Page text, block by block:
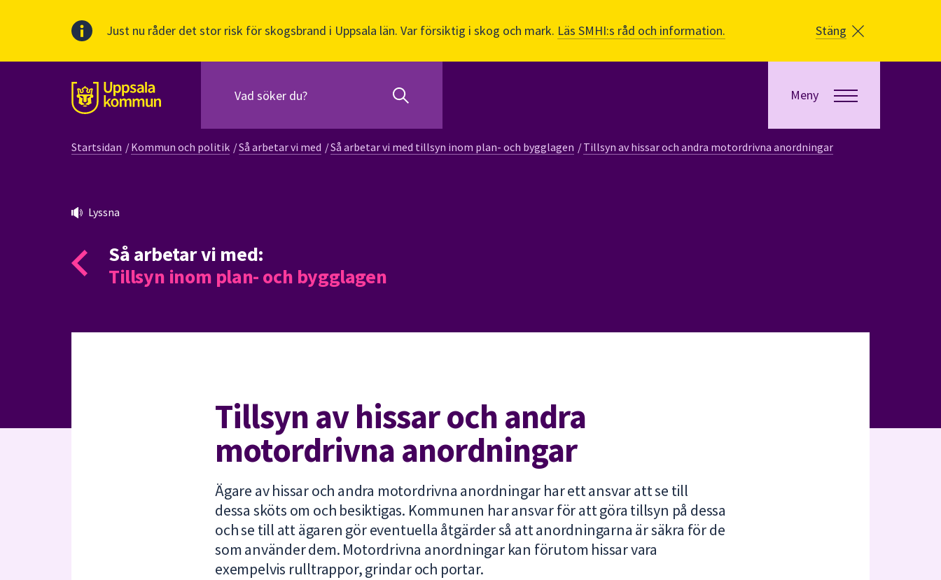
Just nu råder det stor risk för skogsbrand i Uppsala län. Var försiktig i skog och mark. Läs SMHI:s råd och information. Stäng
Till sidans
huvudinnehåll
innehåll
När
kommer
sökförslag
att
fältet.
att
navigera
sökförslagen
enter
för
välja
något
Meny
Startsidan /Kommun och politik /Så arbetar vi med /Så arbetar vi med tillsyn inom plan- och bygglagen /Tillsyn av hissar och andra motordrivna anordningar
Lyssna
Så arbetar vi med:
Tillsyn inom plan- och bygglagen
Tillsyn av hissar och andra
motordrivna anordningar
Ägare av hissar och andra motordrivna anordningar har ett ansvar att se till
dessa sköts om och besiktigas. Kommunen har ansvar för att göra tillsyn på dessa
och se till att ägaren gör eventuella åtgärder så att anordningarna är säkra för de
som använder dem. Motordrivna anordningar kan förutom hissar vara
exempelvis rulltrappor, grindar och portar.